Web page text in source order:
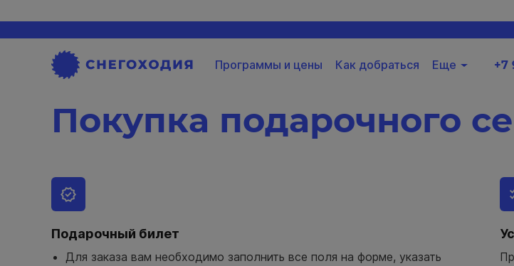
Программы и цены Как добраться Еще +7
Покупка подарочного
Подарочный билет
Для заказа вам необходимо заполнить все поля на форме, указать